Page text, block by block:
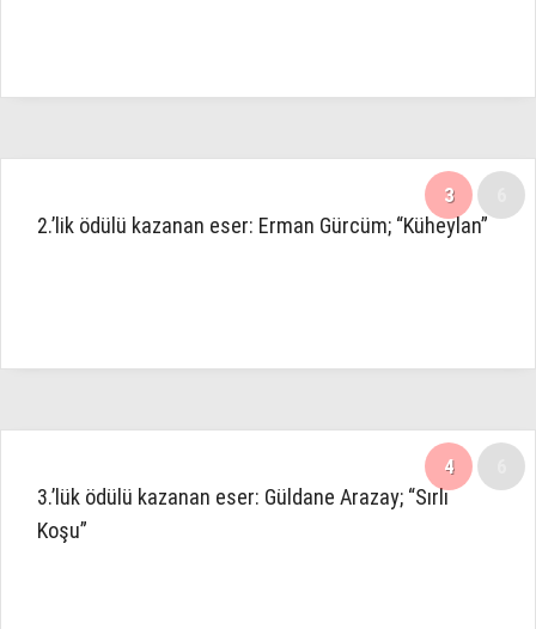
3
2.’lik ödülü kazanan eser: Erman Gürcüm; “Küheylan”
4
3.’lük ödülü kazanan eser: Güldane Arazay; “Sırlı
Koşu”